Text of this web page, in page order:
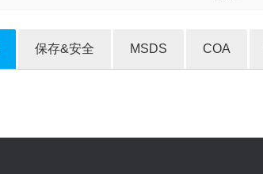
保存&安全 MSDS COA